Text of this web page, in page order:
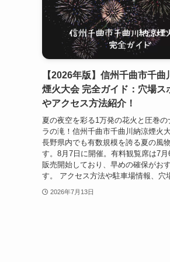
【2026年版】信州千曲市千曲
煙火大会 完全ガイド：穴場ス
やアクセス方法紹介！
夏の夜空を彩る1万発の花火と圧巻の
ラの滝！信州千曲市千曲川納涼煙火大
長野県内でも有数規模を誇る夏の風
す。8月7日に開催。有料観覧席は7月
販売開始しており、早めの確保がお
す。 アクセス方法や駐車場情報、穴
2026年7月13日